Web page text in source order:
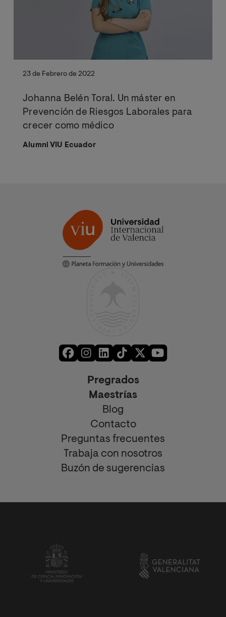
23 de Febrero de 2022
Johanna Belén Toral. Un máster en
Prevención de Riesgos Laborales para
crecer como médico
Alumni VIU Ecuador
Pregrados
Maestrías
Blog
Contacto
Preguntas frecuentes
Trabaja con nosotros
Buzón de sugerencias